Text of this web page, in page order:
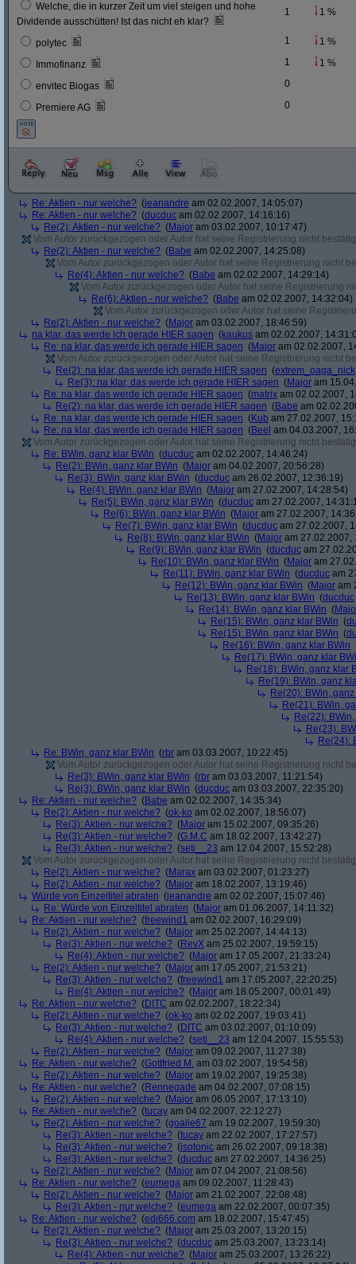
Welche, die in kurzer Zeit um viel steigen und hohe
Dividende ausschütten! Ist das nicht eh klar?
1 1 %
polytec 1 1 %
Immofinanz 1 1 %
envitec Biogas 0
Premiere AG 0
Re: Aktien - nur welche? (jeanandre am 02.02.2007, 14:05:07)
Re: Aktien - nur welche? (ducduc am 02.02.2007, 14:16:16)
Re(2): Aktien - nur welche? (Major am 03.02.2007, 10:17:47)
Vom Autor zurückgezogen oder Autor hat seine Registrierung nicht
Re(2): Aktien - nur welche? (Babe am 02.02.2007, 14:25:08)
Vom Autor zurückgezogen oder Autor hat seine Registrierung nicht
Re(4): Aktien - nur welche? (Babe am 02.02.2007, 14:29:14)
Vom Autor zurückgezogen oder Autor hat seine Registrierung
Re(6): Aktien - nur welche? (Babe am 02.02.2007, 14:32:04)
Vom Autor zurückgezogen oder Autor hat seine
Re(2): Aktien - nur welche? (Major am 03.02.2007, 18:46:59)
na klar, das werde ich gerade HIER sagen (kaukus am 02.02.2007,
Re: na klar, das werde ich gerade HIER sagen (Major am 02.02.2007,
Vom Autor zurückgezogen oder Autor hat seine Registrierung nicht
Re(2): na klar, das werde ich gerade HIER sagen (extrem_oaga_nick
Re(3): na klar, das werde ich gerade HIER sagen (Major am
Re: na klar, das werde ich gerade HIER sagen (matrix am 02.02.2007,
Re(2): na klar, das werde ich gerade HIER sagen (Babe am
Re: na klar, das werde ich gerade HIER sagen (Kub am 27.02.2007,
Re: na klar, das werde ich gerade HIER sagen (Beel am 04.03.2007,
Vom Autor zurückgezogen oder Autor hat seine Registrierung nicht
Re: BWin, ganz klar BWin (ducduc am 02.02.2007, 14:46:24)
Re(2): BWin, ganz klar BWin (Major am 04.02.2007, 20:56:28)
Re(3): BWin, ganz klar BWin (ducduc am 26.02.2007, 12:36:19)
Re(4): BWin, ganz klar BWin (Major am 27.02.2007, 14:28:54)
Re(5): BWin, ganz klar BWin (ducduc am 27.02.2007,
Re(6): BWin, ganz klar BWin (Major am 27.02.2007,
Re(7): BWin, ganz klar BWin (ducduc am 27.02.2007,
Re(8): BWin, ganz klar BWin (Major am 27.02.2007,
Re(9): BWin, ganz klar BWin (ducduc am
Re(10): BWin, ganz klar BWin (Major am
Re(11): BWin, ganz klar BWin (ducduc am
Re(12): BWin, ganz klar BWin (Major am
Re(13): BWin, ganz klar BWin (ducduc
Re(14): BWin, ganz klar BWin (
Re(15): BWin, ganz klar BWin (
Re(15): BWin, ganz klar BWin (
Re(16): BWin, ganz klar BWin
Re(17): BWin, ganz klar
Re(18): BWin, ganz klar
Re(19): BWin, ganz
Re(20): BWin,
Re(21): BWin,
Re(22):
Re(23):
Re(24):
Re: BWin, ganz klar BWin (rbr am 03.03.2007, 10:22:45)
Vom Autor zurückgezogen oder Autor hat seine Registrierung nicht
Re(3): BWin, ganz klar BWin (rbr am 03.03.2007, 11:21:54)
Re(3): BWin, ganz klar BWin (ducduc am 03.03.2007, 22:35:20)
Re: Aktien - nur welche? (Babe am 02.02.2007, 14:35:34)
Re(2): Aktien - nur welche? (ok-ko am 02.02.2007, 18:56:07)
Re(3): Aktien - nur welche? (Major am 15.02.2007, 09:35:26)
Re(3): Aktien - nur welche? (G.M.C am 18.02.2007, 13:42:27)
Re(3): Aktien - nur welche? (seti__23 am 12.04.2007, 15:52:28)
Vom Autor zurückgezogen oder Autor hat seine Registrierung nicht
Re(2): Aktien - nur welche? (Marax am 03.02.2007, 01:23:27)
Re(2): Aktien - nur welche? (Major am 18.02.2007, 13:19:46)
Würde von Einzeltitel abraten (jeanandre am 02.02.2007, 15:07:46)
Re: Würde von Einzeltitel abraten (Major am 01.06.2007, 14:11:32)
Re: Aktien - nur welche? (freewind1 am 02.02.2007, 16:29:09)
Re(2): Aktien - nur welche? (Major am 25.02.2007, 14:44:13)
Re(3): Aktien - nur welche? (RevX am 25.02.2007, 19:59:15)
Re(4): Aktien - nur welche? (Major am 17.05.2007, 21:33:24)
Re(2): Aktien - nur welche? (Major am 17.05.2007, 21:53:21)
Re(3): Aktien - nur welche? (freewind1 am 17.05.2007, 22:20:25)
Re(4): Aktien - nur welche? (Major am 18.05.2007, 00:01:49)
Re: Aktien - nur welche? (DITC am 02.02.2007, 18:22:34)
Re(2): Aktien - nur welche? (ok-ko am 02.02.2007, 19:03:41)
Re(3): Aktien - nur welche? (DITC am 03.02.2007, 01:10:09)
Re(4): Aktien - nur welche? (seti__23 am 12.04.2007, 15:55:53)
Re(2): Aktien - nur welche? (Major am 09.02.2007, 11:27:38)
Re: Aktien - nur welche? (Gottfried M. am 03.02.2007, 19:54:58)
Re(2): Aktien - nur welche? (Major am 19.02.2007, 19:25:38)
Re: Aktien - nur welche? (Rennegade am 04.02.2007, 07:08:15)
Re(2): Aktien - nur welche? (Major am 06.05.2007, 17:13:10)
Re: Aktien - nur welche? (tucay am 04.02.2007, 22:12:27)
Re(2): Aktien - nur welche? (goalie67 am 19.02.2007, 19:59:30)
Re(3): Aktien - nur welche? (tucay am 22.02.2007, 17:27:57)
Re(3): Aktien - nur welche? (isotonic am 26.02.2007, 09:18:38)
Re(3): Aktien - nur welche? (ducduc am 27.02.2007, 14:36:25)
Re(2): Aktien - nur welche? (Major am 07.04.2007, 21:08:56)
Re: Aktien - nur welche? (eumega am 09.02.2007, 11:28:43)
Re(2): Aktien - nur welche? (Major am 21.02.2007, 22:08:48)
Re(3): Aktien - nur welche? (eumega am 22.02.2007, 00:07:35)
Re: Aktien - nur welche? (edi666.com am 18.02.2007, 15:47:45)
Re(2): Aktien - nur welche? (Major am 25.03.2007, 13:20:15)
Re(3): Aktien - nur welche? (ducduc am 25.03.2007, 13:23:14)
Re(4): Aktien - nur welche? (Major am 25.03.2007, 13:26:22)